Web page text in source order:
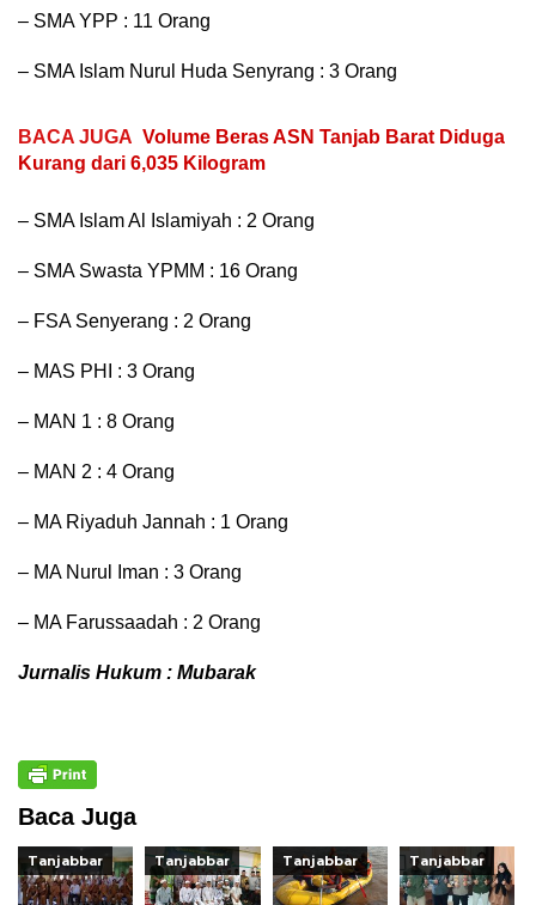
– SMA YPP : 11 Orang
– SMA Islam Nurul Huda Senyrang : 3 Orang
BACA JUGA Volume Beras ASN Tanjab Barat Diduga
Kurang dari 6,035 Kilogram
– SMA Islam Al Islamiyah : 2 Orang
– SMA Swasta YPMM : 16 Orang
– FSA Senyerang : 2 Orang
– MAS PHI : 3 Orang
– MAN 1 : 8 Orang
– MAN 2 : 4 Orang
– MA Riyaduh Jannah : 1 Orang
– MA Nurul Iman : 3 Orang
– MA Farussaadah : 2 Orang
Jurnalis Hukum : Mubarak
Baca Juga
Tanjabbar Tanjabbar Tanjabbar Tanjabbar